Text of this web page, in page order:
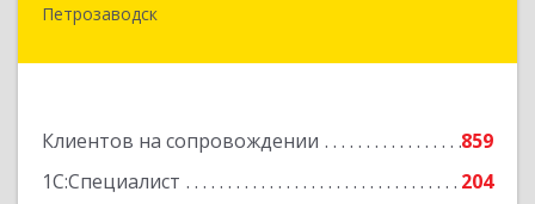
Петрозаводск
Клиентов на сопровождении
859
1С:Специалист
204
185001, Карелия Респ, Петрозаводск г,
Подробнее